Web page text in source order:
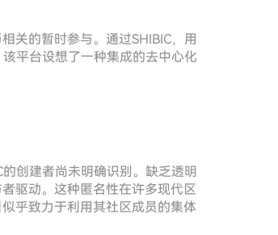
关的暂时参与。通过SHIBIC，用
平台设想了一种集成的去中心化
创建者尚未明确识别。缺乏透明
驱动。这种匿名性在许多现代区
乎致力于利用其社区成员的集体